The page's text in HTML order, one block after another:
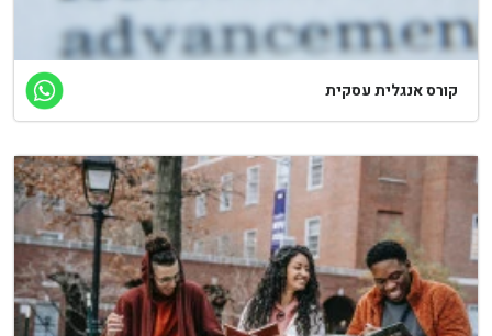
קורס אנגלית עסקית